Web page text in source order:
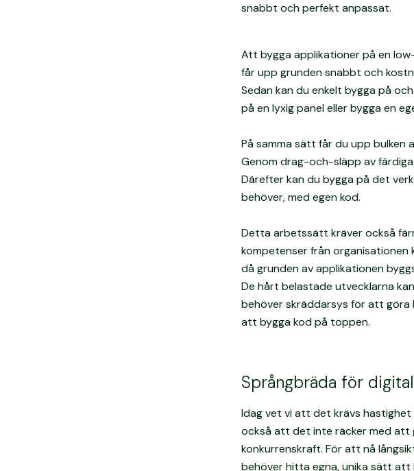
snabbt och perfekt anpassat.
Att bygga applikationer på en
får upp grunden snabbt och
Sedan kan du enkelt bygga på
på en lyxig panel eller bygga en
På samma sätt får du upp
Genom drag-och-släpp av
Därefter kan du bygga på det
behöver, med egen kod.
Detta arbetssätt kräver också
kompetenser från organisationen
då grunden av applikationen
De hårt belastade utvecklarna
behöver skräddarsys för att göra
att bygga kod på toppen.
Språngbräda för
Idag vet vi att det krävs
också att det inte räcker med att
konkurrenskraft. För att nå
behöver hitta egna, unika sätt att